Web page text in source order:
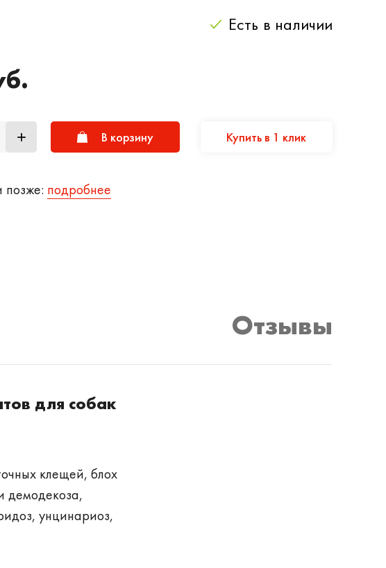
Есть в наличии
+ В корзину Купить в 1 клик
подробнее
Отзывы
для собак
клещей, блох
демодекоза,
унцинариоз,